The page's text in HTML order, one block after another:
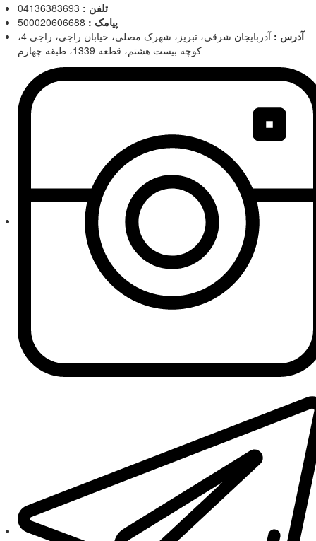
تلفن :
پیامک :
آدرس :
آذربایجان شرقی، تبریز، شهرک مصلی، خیابان راجی، راجی 4،
کوچه بیست هشتم، قطعه 1339، طبقه چهارم